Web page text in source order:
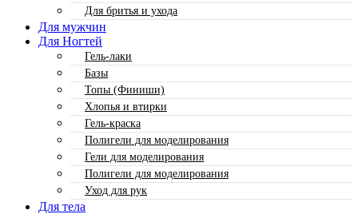
Для бритья и ухода
Для мужчин
Для Ногтей
Гель-лаки
Базы
Топы (Финиши)
Хлопья и втирки
Гель-краска
Полигели для моделирования
Гели для моделирования
Полигели для моделирования
Уход для рук
Для тела